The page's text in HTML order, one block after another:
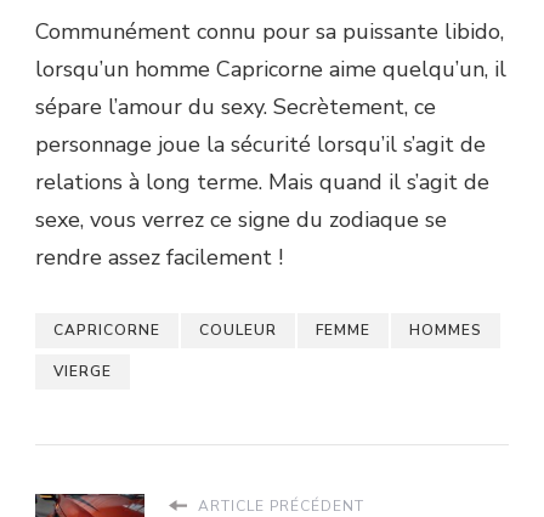
Communément connu pour sa puissante libido,
lorsqu’un homme Capricorne aime quelqu’un, il
sépare l’amour du sexy. Secrètement, ce
personnage joue la sécurité lorsqu’il s’agit de
relations à long terme. Mais quand il s’agit de
sexe, vous verrez ce signe du zodiaque se
rendre assez facilement !
CAPRICORNE COULEUR FEMME HOMMES
VIERGE
ARTICLE PRÉCÉDENT